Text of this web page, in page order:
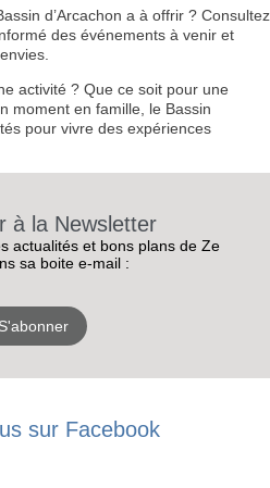
d’Arcachon a à offrir ? Consultez
des événements à venir et
activité ? Que ce soit pour une
moment en famille, le Bassin
pour vivre des expériences
à la Newsletter
actualités et bons plans de Ze
sa boite e-mail :
S'abonner
sur Facebook